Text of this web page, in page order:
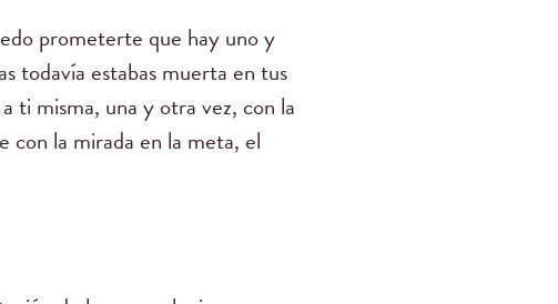
prometerte que hay uno y
todavía estabas muerta en tus
ti misma, una y otra vez, con la
con la mirada en la meta, el